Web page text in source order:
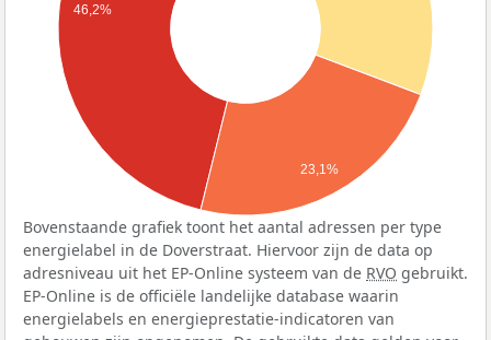
46,2%
23,1%
Bovenstaande grafiek toont het aantal adressen per type
energielabel in de Doverstraat. Hiervoor zijn de data op
adresniveau uit het EP-Online systeem van de RVO gebruikt.
EP-Online is de officiële landelijke database waarin
energielabels en energieprestatie-indicatoren van